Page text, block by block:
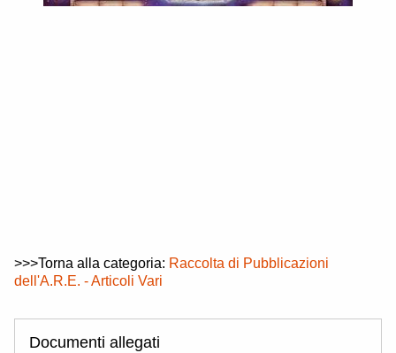
>>>Torna alla categoria: Raccolta di Pubblicazioni
dell'A.R.E. - Articoli Vari
Documenti allegati